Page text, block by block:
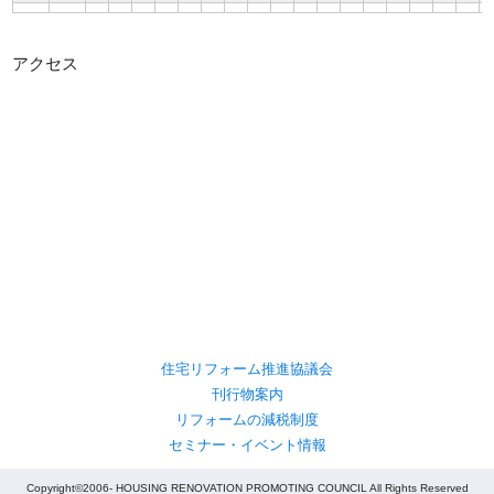
アクセス
住宅リフォーム推進協議会
刊行物案内
リフォームの減税制度
セミナー・イベント情報
Copyright©2006- HOUSING RENOVATION PROMOTING COUNCIL All Rights Reserved